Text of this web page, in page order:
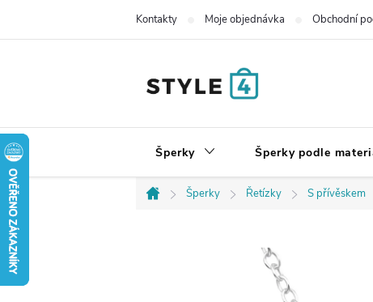
Kontakty Moje objednávka Obchodní
Šperky Šperky podle
Domů
Šperky Řetízky S přívěskem